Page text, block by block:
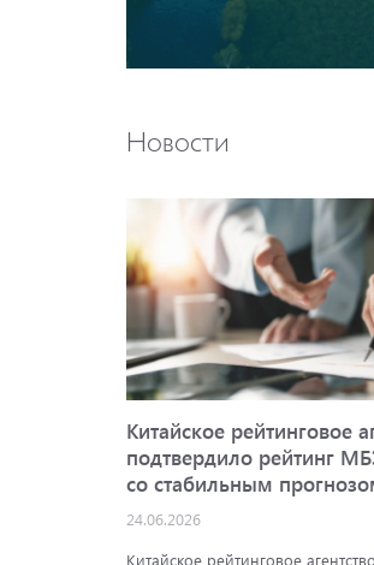
Новости
Китайское рейтинговое
подтвердило рейтинг
со стабильным
24.06.2026
Китайское рейтинговое